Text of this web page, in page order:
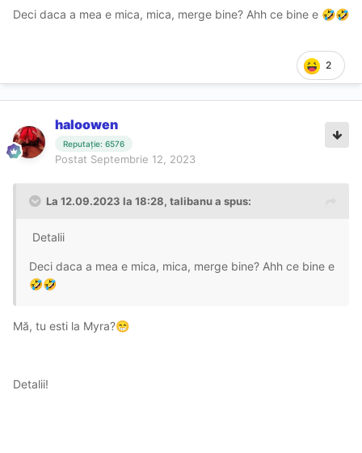
Deci daca a mea e mica, mica, merge bine? Ahh ce bine e 🤣🤣
2
haloowen
Reputație: 6576
Postat Septembrie 12, 2023
La 12.09.2023 la 18:28, talibanua spus:
Detalii
Deci daca a mea e mica, mica, merge bine? Ahh ce bine e
🤣🤣
Mă, tu esti la Myra?😁
Detalii!